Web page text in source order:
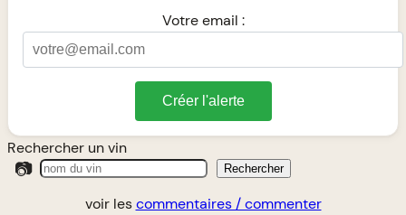
Votre email :
Créer l'alerte
Rechercher un vin
📷 Rechercher
voir lescommentaires / commenter